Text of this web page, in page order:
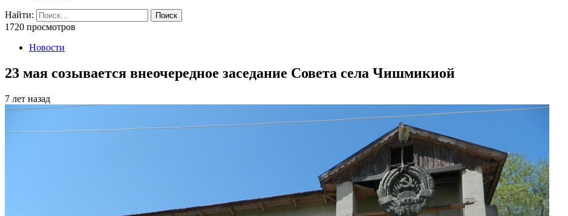
Найти:
1720 просмотров
Новости
23 мая созывается внеочередное заседание Совета села Чишмикиой
7 лет назад